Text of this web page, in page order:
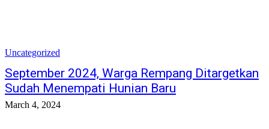
Uncategorized
September 2024, Warga Rempang Ditargetkan
Sudah Menempati Hunian Baru
March 4, 2024